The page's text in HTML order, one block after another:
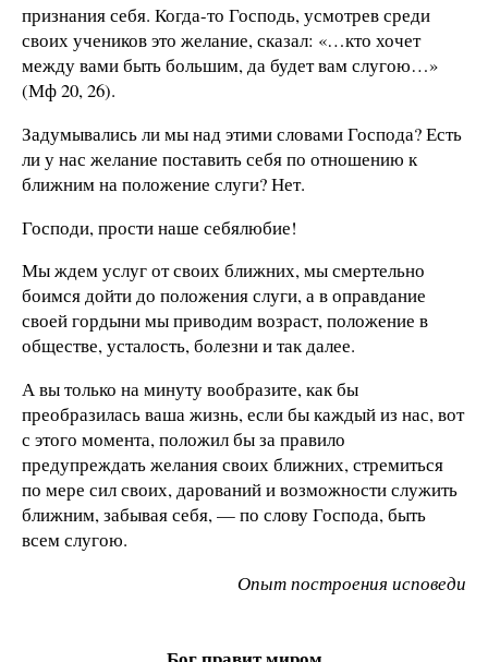
признания себя. Когда-то Господь, усмотрев среди
своих учеников это желание, сказал: «…кто хочет
между вами быть большим, да будет вам слугою…»
(Мф 20, 26).
Задумывались ли мы над этими словами Господа? Есть
ли у нас желание поставить себя по отношению к
ближним на положение слуги? Нет.
Господи, прости наше себялюбие!
Мы ждем услуг от своих ближних, мы смертельно
боимся дойти до положения слуги, а в оправдание
своей гордыни мы приводим возраст, положение в
обществе, усталость, болезни и так далее.
А вы только на минуту вообразите, как бы
преобразилась ваша жизнь, если бы каждый из нас, вот
с этого момента, положил бы за правило
предупреждать желания своих ближних, стремиться
по мере сил своих, дарований и возможности служить
ближним, забывая себя, — по слову Господа, быть
всем слугою.
Опыт построения исповеди